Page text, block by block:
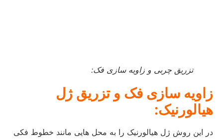
تزریق چربی و زاویه سازی فک:
زاویه سازی فک و تزریق ژل
هیالورنیک:
در این روش ژل هیالورنیک را به محل هایی مانند خطوط فکی